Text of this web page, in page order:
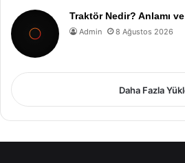
Traktör Nedir? Anlamı
Admin 8 Ağustos 2026
Daha Fazla